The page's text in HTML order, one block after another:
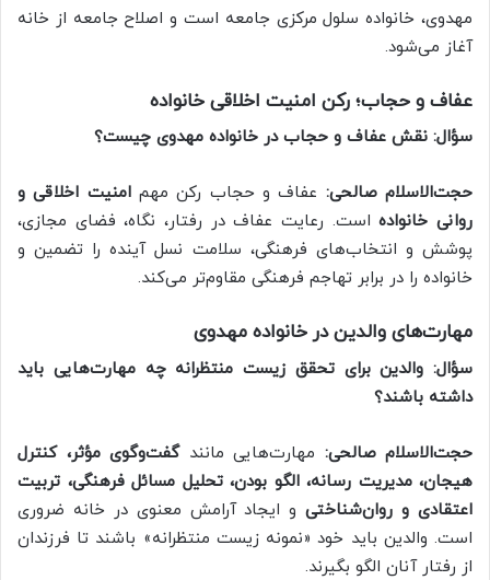
مهدوی، خانواده سلول مرکزی جامعه است و اصلاح جامعه از خانه
آغاز می‌شود.
عفاف و حجاب؛ رکن امنیت اخلاقی خانواده
سؤال: نقش عفاف و حجاب در خانواده مهدوی چیست؟
حجت‌الاسلام صالحی: عفاف و حجاب رکن مهمامنیت اخلاقی و
روانی خانوادهاست. رعایت عفاف در رفتار، نگاه، فضای مجازی،
پوشش و انتخاب‌های فرهنگی، سلامت نسل آینده را تضمین و
خانواده را در برابر تهاجم فرهنگی مقاوم‌تر می‌کند.
مهارت‌های والدین در خانواده مهدوی
سؤال: والدین برای تحقق زیست منتظرانه چه مهارت‌هایی باید
داشته باشند؟
حجت‌الاسلام صالحی: مهارت‌هایی مانندگفت‌وگوی مؤثر، کنترل
هیجان، مدیریت رسانه، الگو بودن، تحلیل مسائل فرهنگی، تربیت
اعتقادی و روان‌شناختیو ایجاد آرامش معنوی در خانه ضروری
است. والدین باید خود «نمونه زیست منتظرانه» باشند تا فرزندان
از رفتار آنان الگو بگیرند.